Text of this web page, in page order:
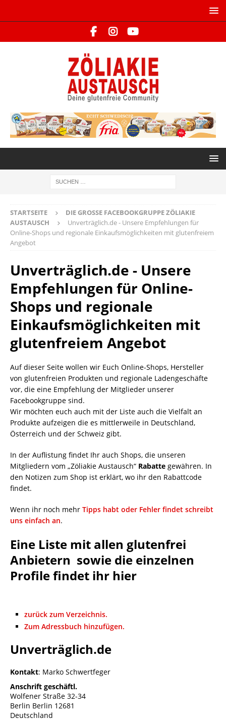
STARTSEITE
DIE GROSSE FACEBOOKGRUPPE ZÖLIAKIE A
USTAUSCH
Unverträglich.de - Unsere Empfehlungen für
Online-Shops und regionale Einkaufsmöglichkeiten mit glutenfreiem
Angebot
Unverträglich.de - Unsere
Empfehlungen für Online-
Shops und regionale
Einkaufsmöglichkeiten mit
glutenfreiem Angebot
Auf dieser Seite wollen wir Euch Online-Shops, Hersteller
von glutenfreien Produkten und regionale Ladengeschäfte
vor, die eine Empfehlung der Mitglieder unserer
Facebookgruppe sind.
Wir möchten euch auch mit der Liste auch die Vielfalt an
Produkte aufzeigen die es mittlerweile in Deutschland,
Österreich und der Schweiz gibt.
In der Auflistung findet Ihr auch Shops, die unseren
Mitgliedern vom „Zöliakie Austausch“ Rabatte gewähren. In
den Notizen zum Shop ist erklärt, wo ihr den Rabattcode
findet.
Wenn ihr noch mehr Tipps habt oder Fehler findet schreibt
uns einfach an.
Eine Liste mit allen glutenfrei
Anbietern sowie die einzelnen
Profile findet ihr hier
zurück zum Verzeichnis.
Zum Adressbuch hinzufügen.
Unverträglich.de
Kontakt: Marko Schwertfeger
Anschrift geschäftl.
Wolfener Straße 32-34
Berlin Berlin 12681
Deutschland